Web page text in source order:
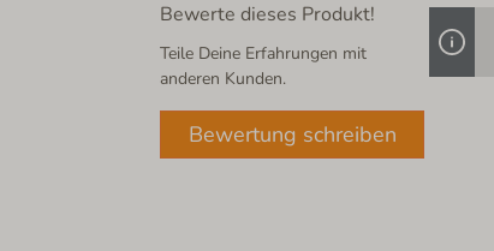
Bewerte dieses Produkt!
Teile Deine Erfahrungen mit
anderen Kunden.
Bewertung schreiben